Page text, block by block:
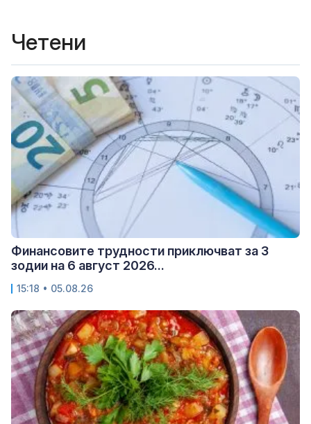
Четени
Финансовите трудности приключват за 3
зодии на 6 август 2026...
15:18 • 05.08.26